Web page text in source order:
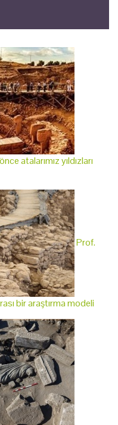
atalarımız yıldızları
Prof.
bir araştırma modeli